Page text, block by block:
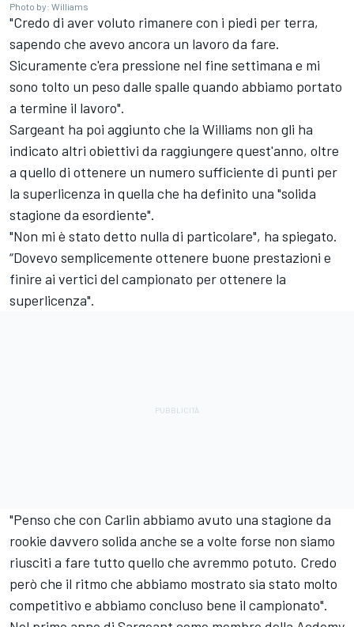
Photo by: Williams
"Credo di aver voluto rimanere con i piedi per terra,
sapendo che avevo ancora un lavoro da fare.
Sicuramente c'era pressione nel fine settimana e mi
sono tolto un peso dalle spalle quando abbiamo portato
a termine il lavoro".
Sargeant ha poi aggiunto che la Williams non gli ha
indicato altri obiettivi da raggiungere quest'anno, oltre
a quello di ottenere un numero sufficiente di punti per
la superlicenza in quella che ha definito una "solida
stagione da esordiente".
"Non mi è stato detto nulla di particolare", ha spiegato.
“Dovevo semplicemente ottenere buone prestazioni e
finire ai vertici del campionato per ottenere la
superlicenza".
"Penso che con Carlin abbiamo avuto una stagione da
rookie davvero solida anche se a volte forse non siamo
riusciti a fare tutto quello che avremmo potuto. Credo
però che il ritmo che abbiamo mostrato sia stato molto
competitivo e abbiamo concluso bene il campionato".